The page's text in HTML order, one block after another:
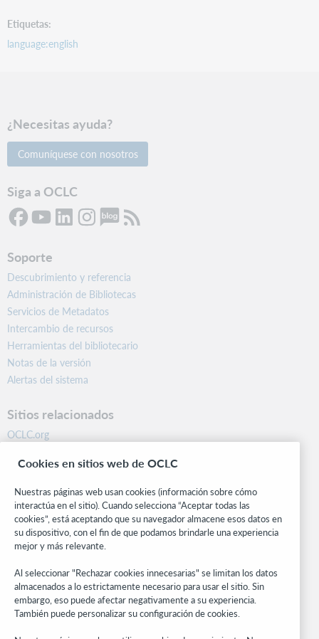
Etiquetas
language:english
¿Necesitas ayuda?
Comuníquese con nosotros
Siga a OCLC
Soporte
Descubrimiento y referencia
Administración de Bibliotecas
Servicios de Metadatos
Intercambio de recursos
Herramientas del bibliotecario
Notas de la versión
Alertas del sistema
Sitios relacionados
OCLC.org
Centro comunitario
Investigación
WebJunction
Red de desarrolladores
Manténgase al día
Obtenga las últimas novedades de los productos, estudios de
investigación, eventos y mucho más – directo a su bandeja de
entrada.
Cookies en sitios web de OCLC
Nuestras páginas web usan cookies (información sobre cómo
interactúa en el sitio). Cuando selecciona “Aceptar todas las
cookies”, está aceptando que su navegador almacene esos datos en
su dispositivo, con el fin de que podamos brindarle una experiencia
mejor y más relevante.
Al seleccionar "Rechazar cookies innecesarias" se limitan los datos
almacenados a lo estrictamente necesario para usar el sitio. Sin
embargo, eso puede afectar negativamente a su experiencia.
También puede personalizar su configuración de cookies.